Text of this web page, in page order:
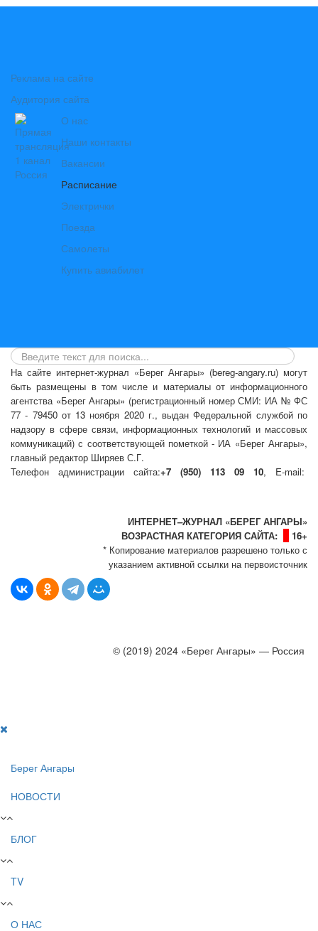
Реклама на сайте
Аудитория сайта
О нас
Наши контакты
Вакансии
Расписание
Электрички
Поезда
Самолеты
Купить авиабилет
На сайте интернет-журнал «Берег Ангары» (bereg-angary.ru) могут
быть размещены в том числе и материалы от информационного
агентства «Берег Ангары» (регистрационный номер СМИ: ИА № ФС
77 - 79450 от 13 ноября 2020 г., выдан Федеральной службой по
надзору в сфере связи, информационных технологий и массовых
коммуникаций) с соответствующей пометкой - ИА «Берег Ангары»,
главный редактор Ширяев С.Г.
Телефон администрации сайта:+7 (950) 113 09 10, E-mail:
ИНТЕРНЕТ–ЖУРНАЛ «БЕРЕГ АНГАРЫ»
ВОЗРАСТНАЯ КАТЕГОРИЯ САЙТА:
16+
* Копирование материалов разрешено только с
указанием активной ссылки на первоисточник
© (2019) 2024 «Берег Ангары» — Россия
Берег Ангары
НОВОСТИ
БЛОГ
TV
О НАС